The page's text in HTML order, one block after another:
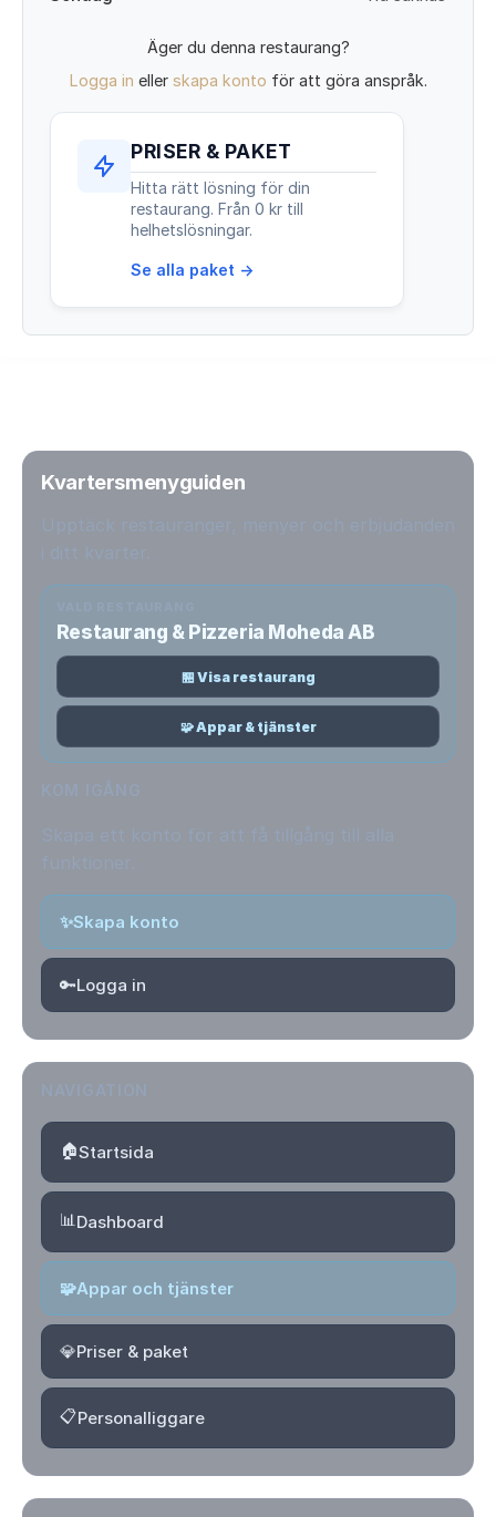
Äger du denna restaurang?
Logga in eller skapa konto för att göra anspråk.
PRISER & PAKET
Hitta rätt lösning för din
restaurang. Från 0 kr till
helhetslösningar.
Se alla paket →
Kvartersmenyguiden
Restaurang & Pizzeria Moheda AB
🏪 Visa restaurang
🧩 Appar & tjänster
✨Skapa konto
🔑Logga in
🏠Startsida
📊Dashboard
🧩Appar och tjänster
💎Priser & paket
📋Personalliggare